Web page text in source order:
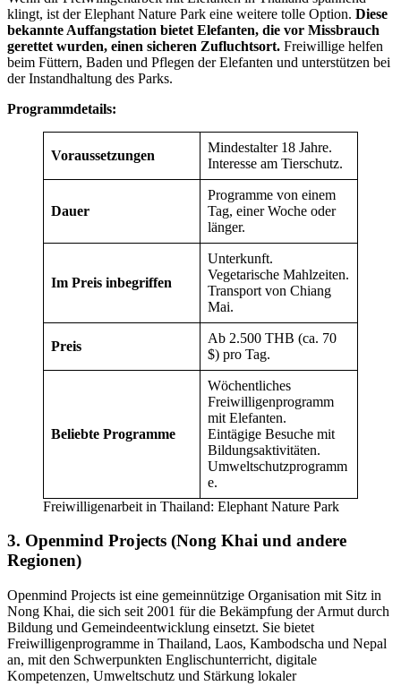
klingt, ist der Elephant Nature Park eine weitere tolle Option. Diese
bekannte Auffangstation bietet Elefanten, die vor Missbrauch
gerettet wurden, einen sicheren Zufluchtsort. Freiwillige helfen
beim Füttern, Baden und Pflegen der Elefanten und unterstützen bei
der Instandhaltung des Parks.
Programmdetails:
Voraussetzungen
Mindestalter 18 Jahre.
Interesse am Tierschutz.
Dauer
Programme von einem
Tag, einer Woche oder
länger.
Im Preis inbegriffen
Unterkunft.
Vegetarische Mahlzeiten.
Transport von Chiang
Mai.
Preis
Ab 2.500 THB (ca. 70
$) pro Tag.
Beliebte Programme
Wöchentliches
Freiwilligenprogramm
mit Elefanten.
Eintägige Besuche mit
Bildungsaktivitäten.
Umweltschutzprogramm
e.
Freiwilligenarbeit in Thailand: Elephant Nature Park
3. Openmind Projects (Nong Khai und andere
Regionen)
Openmind Projects ist eine gemeinnützige Organisation mit Sitz in
Nong Khai, die sich seit 2001 für die Bekämpfung der Armut durch
Bildung und Gemeindeentwicklung einsetzt. Sie bietet
Freiwilligenprogramme in Thailand, Laos, Kambodscha und Nepal
an, mit den Schwerpunkten Englischunterricht, digitale
Kompetenzen, Umweltschutz und Stärkung lokaler